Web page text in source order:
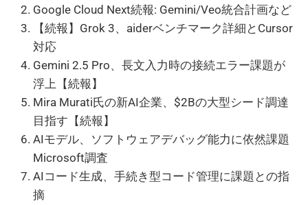
Google Cloud Next続報: Gemini/Veo統合計画など
【続報】Grok 3、aiderベンチマーク詳細とCursor
対応
Gemini 2.5 Pro、長文入力時の接続エラー課題が
浮上【続報】
Mira Murati氏の新AI企業、$2Bの大型シード調達
目指す【続報】
AIモデル、ソフトウェアデバッグ能力に依然課題
Microsoft調査
AIコード生成、手続き型コード管理に課題との指
摘